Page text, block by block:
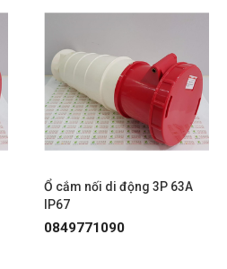
Ổ cắm nối di động 3P 63A
IP67
0849771090